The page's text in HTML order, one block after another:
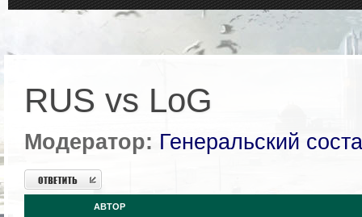
RUS vs LoG
Модератор: Генеральский
Ответить
АВТОР